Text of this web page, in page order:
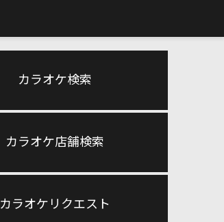
カラオケ検索
カラオケ店舗検索
カラオケリクエスト